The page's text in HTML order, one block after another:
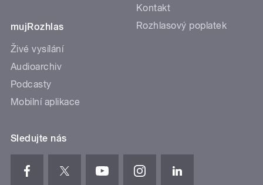
mujRozhlas
Živé vysílání
Audioarchiv
Podcasty
Mobilní aplikace
Kontakt
Rozhlasový poplatek
Sledujte nás